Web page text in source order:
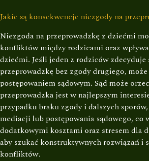
Jakie są konsekwencje niezgody na
Niezgoda na przeprowadzkę z dziećmi
konfliktów między rodzicami oraz
dziećmi. Jeśli jeden z rodziców zdecyduje
przeprowadzkę bez zgody drugiego,
postępowaniem sądowym. Sąd może
przeprowadzka jest w najlepszym
przypadku braku zgody i dalszych
mediacji lub postępowania sądowego, co
dodatkowymi kosztami oraz stresem dla
aby szukać konstruktywnych rozwiązań i
konfliktów.